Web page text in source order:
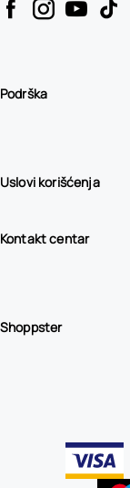
Podrška
Uslovi korišćenja
Kontakt centar
Shoppster